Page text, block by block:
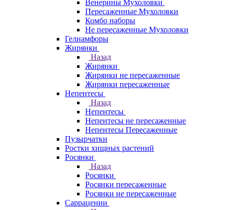
Венерины Мухоловки
Пересаженные Мухоловки
Комбо наборы
Не пересаженные Мухоловки
Гелиамфоры
Жирянки
Назад
Жирянки
Жирянки не пересаженные
Жирянки пересаженные
Непентесы
Назад
Непентесы
Непентесы не пересаженные
Непентесы Пересаженные
Пузырчатки
Ростки хищных растений
Росянки
Назад
Росянки
Росянки пересаженные
Росянки не пересаженные
Саррацении